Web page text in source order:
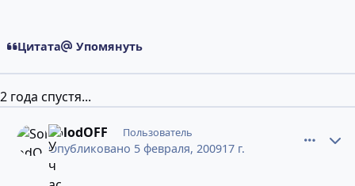
Цитата Упомянуть
2 года спустя...
SolodOFF Пользователь
Опубликовано 5 февраля, 200917 г.